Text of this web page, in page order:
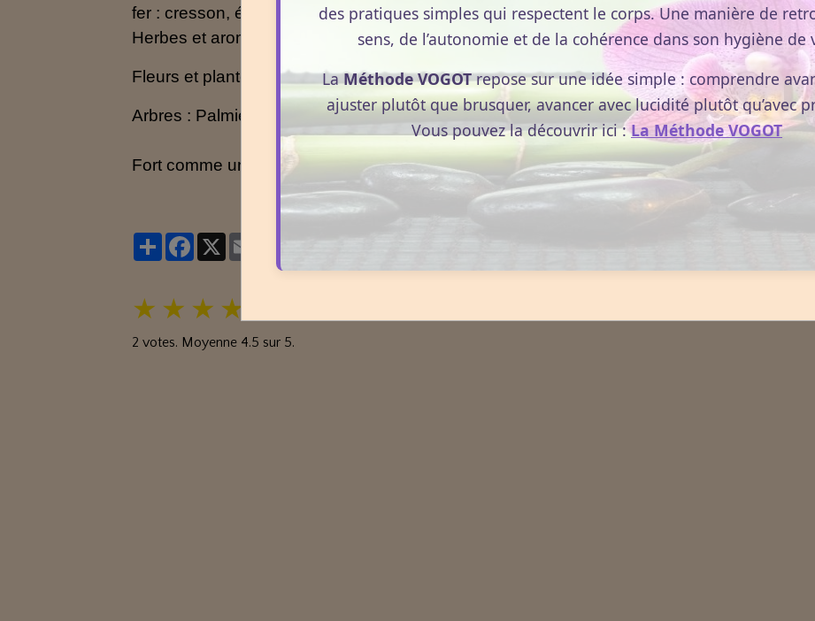
fer : cresson, épinard etc.
Herbes et aromates : Safran, menthe, romarin, rue (Ruta graveolens).
Fleurs et plantes : Souci, tournesol, chélidoine, passiflore.
Arbres : Palmier, laurier, noyer, olivier, citronnier et oranger.
Fort comme un lion, les natifs de ce signe ne feront pas mentir leur symbole !
PartagerFacebook
X
★ ★ ★ ★
2 votes. Moyenne 4.5 sur 5.
des pratiques simples qui respectent le corps. Une manière de
sens, de l’autonomie et de la cohérence dans son hygiène de
LaMéthode VOGOTrepose sur une idée simple : comprendre
ajuster plutôt que brusquer, avancer avec lucidité plutôt qu’avec
Vous pouvez la découvrir ici :La Méthode VOGOT